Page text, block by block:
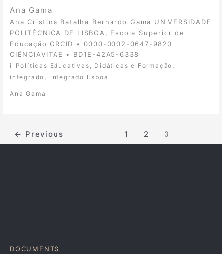
Ana Gama
Ana Cristina Batalha Bernardo Gama UNIVERSIDADE
POLITÉCNICA DE LISBOA, Escola Superior de
Educação ORCID • 0000-0002-0647-9820
CIÊNCIAVITAE • BD1E-42A5-6338
i_Políticas Educativas, Didáticas e Formação
integrado integrado lisboa
Ana Gama
← Previous 1 2 3
DOCUMENTS